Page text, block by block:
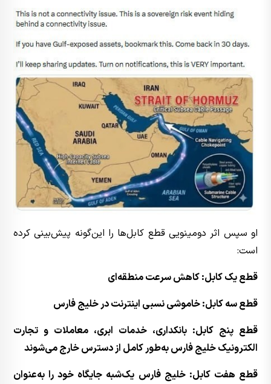
او سپس اثر دومینویی قطع کابل‌ها را این‌گونه پیش‌بینی کرده
است:
قطع یک کابل: کاهش سرعت منطقه‌ای
قطع سه کابل: خاموشی نسبی اینترنت در خلیج فارس
قطع پنج کابل: بانکداری، خدمات ابری، معاملات و تجارت
الکترونیک خلیج فارس به‌طور کامل از دسترس خارج می‌شوند
قطع هفت کابل: خلیج فارس یک‌شبه جایگاه خود را به‌عنوان